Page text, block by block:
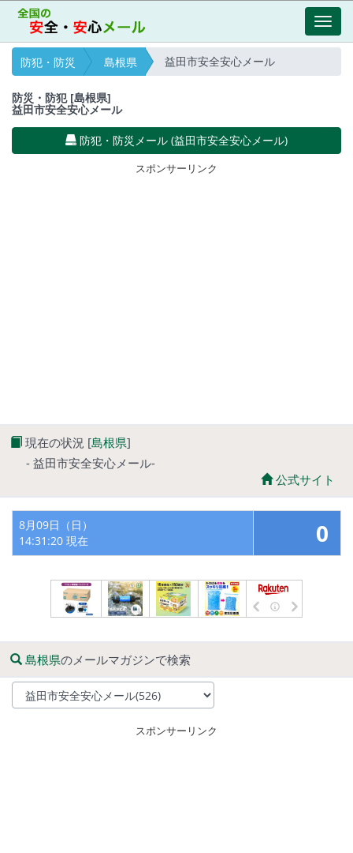
防犯・防災
島根県 益田市安全安心メール
防災・防犯 [島根県]
益田市安全安心メール
防犯・防災メール (益田市安全安心メール)
スポンサーリンク
現在の状況 [島根県]
- 益田市安全安心メール-
公式サイト
8月09日（日）
14:31:20 現在
0
島根県のメールマガジンで検索
スポンサーリンク